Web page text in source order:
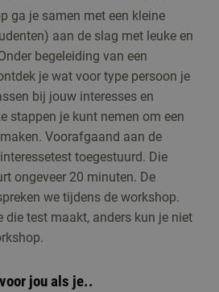
ga je samen met een kleine
aan de slag met leuke en
begeleiding van een
je wat voor type persoon je
bij jouw interesses en
stappen je kunt nemen om een
Voorafgaand aan de
toegestuurd. Die
ongeveer 20 minuten. De
we tijdens de workshop.
die test maakt, anders kun je niet
jou als je..